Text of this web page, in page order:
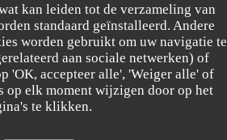
kan leiden tot de verzameling van
standaard geïnstalleerd. Andere
worden gebruikt om uw navigatie te
aan sociale netwerken) of
'OK, accepteer alle', 'Weiger alle' of
op elk moment wijzigen door op het
te klikken.
la voie de circulation et
: 5/5 Kwaliteit / Prijs